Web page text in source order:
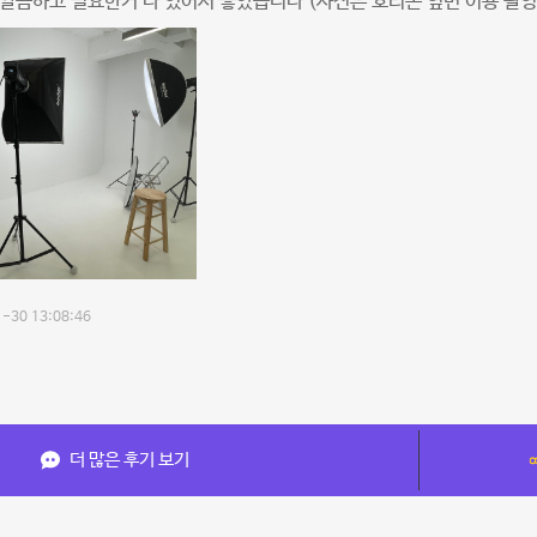
30 13:08:46
더 많은 후기 보기